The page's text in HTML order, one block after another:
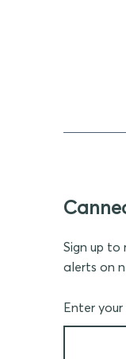
Sign up to
alerts on
Enter your